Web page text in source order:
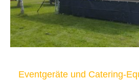
Eventgeräte und Catering-